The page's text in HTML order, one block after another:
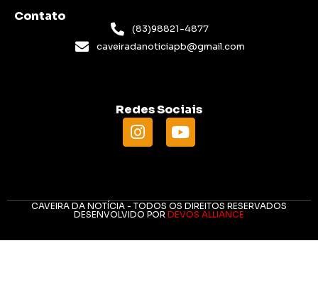
Contato
(83)98821-4877
caveiradanoticiapb@gmail.com
Redes Sociais
CAVEIRA DA NOTÍCIA - TODOS OS DIREITOS RESERVADOS
DESENVOLVIDO POR DEVOS ALLIANCE